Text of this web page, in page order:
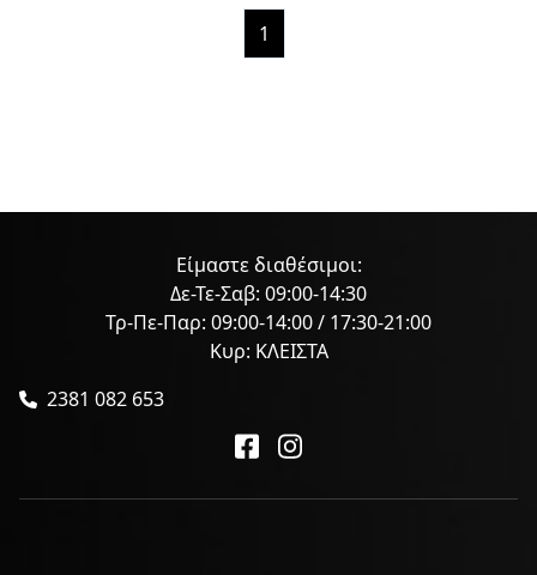
1
Είμαστε διαθέσιμοι:
Δε-Τε-Σαβ: 09:00-14:30
Τρ-Πε-Παρ: 09:00-14:00 / 17:30-21:00
Κυρ: ΚΛΕΙΣΤΑ
2381 082 653